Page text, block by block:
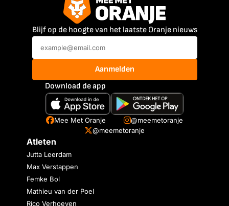
Blijf op de hoogte van het laatste Oranje nieuws
Aanmelden
Download de app
Mee Met Oranje
@meemetoranje
@meemetoranje
Atleten
Jutta Leerdam
Max Verstappen
Femke Bol
Mathieu van der Poel
Rico Verhoeven